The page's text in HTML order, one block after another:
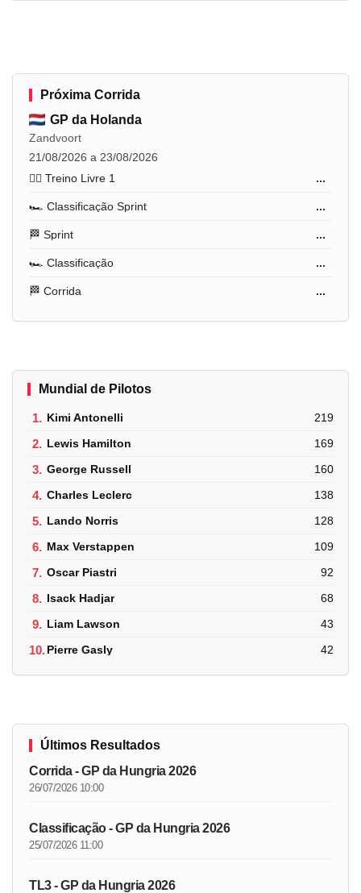
Próxima Corrida
GP da Holanda
Zandvoort
21/08/2026 a 23/08/2026
🏋️‍♂️ Treino Livre 1
...
🏎️ Classificação Sprint ...
🏁 Sprint ...
🏎️ Classificação ...
🏁 Corrida ...
Mundial de Pilotos
1. Kimi Antonelli 219
2. Lewis Hamilton 169
3. George Russell 160
4. Charles Leclerc 138
5. Lando Norris 128
6. Max Verstappen 109
7. Oscar Piastri 92
8. Isack Hadjar 68
9. Liam Lawson 43
10.Pierre Gasly 42
Últimos Resultados
Corrida - GP da Hungria 2026
26/07/2026 10:00
Classificação - GP da Hungria 2026
25/07/2026 11:00
TL3 - GP da Hungria 2026